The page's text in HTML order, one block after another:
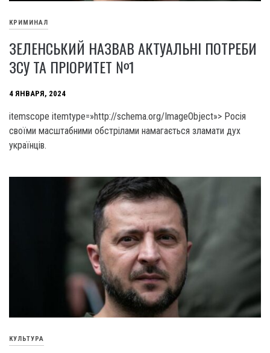
КРИМИНАЛ
ЗЕЛЕНСЬКИЙ НАЗВАВ АКТУАЛЬНІ ПОТРЕБИ
ЗСУ ТА ПРІОРИТЕТ №1
4 ЯНВАРЯ, 2024
itemscope itemtype=»http://schema.org/ImageObject»> Росія
своїми масштабними обстрілами намагається зламати дух
українців.
КУЛЬТУРА